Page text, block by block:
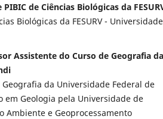
de Ciências Biológicas da
Biológicas da FESURV - Universidade
Assistente do Curso de Geografia da
da Universidade Federal de
Geologia pela Universidade de
Ambiente e Geoprocessamento